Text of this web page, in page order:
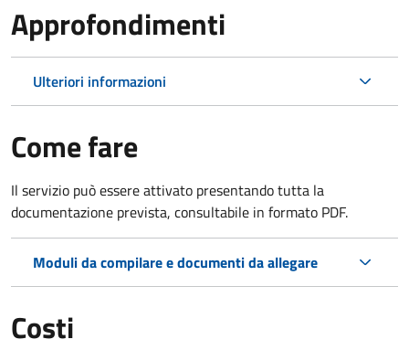
Approfondimenti
Ulteriori informazioni
Come fare
Il servizio può essere attivato presentando tutta la
documentazione prevista, consultabile in formato PDF.
Moduli da compilare e documenti da allegare
Costi